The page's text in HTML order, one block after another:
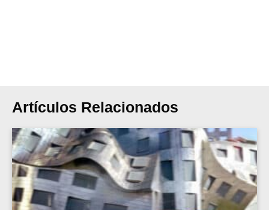
Artículos Relacionados